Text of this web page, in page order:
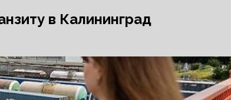
в Калининград